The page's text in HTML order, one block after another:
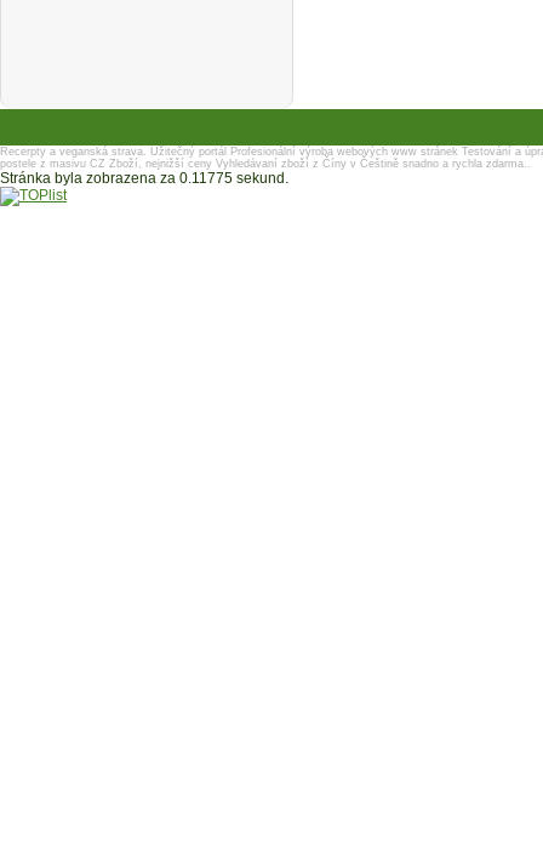
Recerpty a veganská strava. Užitečný portál Profesionální výroba webových www stránek Testování a
postele z masivu CZ Zboží, nejnižší ceny Vyhledávaní zboží z Číny v Češtině snadno a rychla zdarma..
Stránka byla zobrazena za 0.11775 sekund.